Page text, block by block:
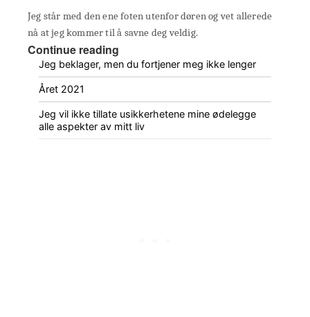
Jeg står med den ene foten utenfor døren og vet allerede
nå at jeg kommer til å savne deg veldig.
Continue reading
Jeg beklager, men du fortjener meg ikke lenger
Året 2021
Jeg vil ikke tillate usikkerhetene mine ødelegge
alle aspekter av mitt liv